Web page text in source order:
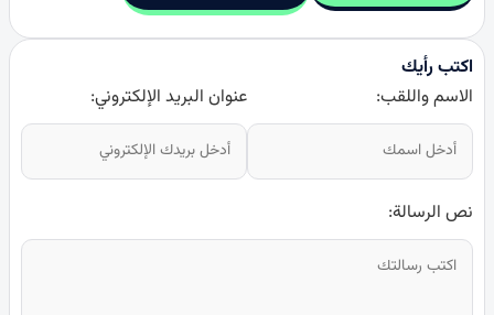
اكتب رأيك
الاسم واللقب:
عنوان البريد الإلكتروني:
نص الرسالة: